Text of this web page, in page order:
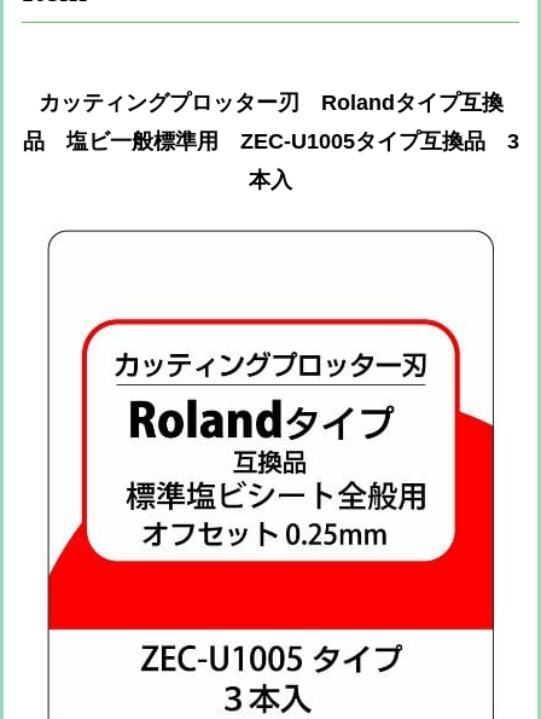
カッティングプロッター刃 Rolandタイプ互換
品 塩ビ一般標準用 ZEC-U1005タイプ互換品 3
本入